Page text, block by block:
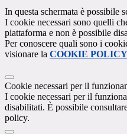
In questa schermata è possibile
I cookie necessari sono quelli
piattaforma e non è possibile
Per conoscere quali sono i
visionare la COOKIE POLICY
Cookie necessari per il
I cookie necessari per il
disabilitati. È possibile
policy.